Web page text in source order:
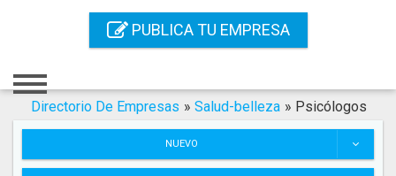
PUBLICA TU EMPRESA
Registro
Directorio De Empresas » Salud-belleza » Psicólogos
NUEVO